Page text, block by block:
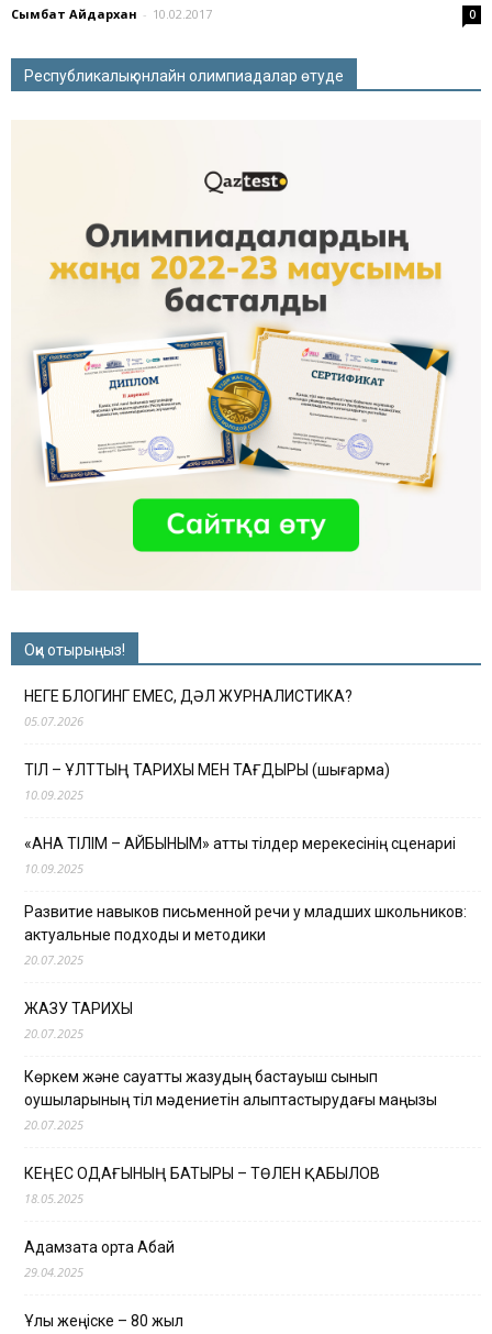
Сымбат Айдархан - 10.02.2017 0
Республикалық онлайн олимпиадалар өтуде
Оқи отырыңыз!
НЕГЕ БЛОГИНГ ЕМЕС, ДӘЛ ЖУРНАЛИСТИКА?
05.07.2026
ТІЛ – ҰЛТТЫҢ ТАРИХЫ МЕН ТАҒДЫРЫ (шығарма)
10.09.2025
«АНА ТІЛІМ – АЙБЫНЫМ» атты тілдер мерекесінің сценариі
10.09.2025
Развитие навыков письменной речи у младших школьников:
актуальные подходы и методики
20.07.2025
ЖАЗУ ТАРИХЫ
20.07.2025
Көркем және сауатты жазудың бастауыш сынып
оқушыларының тіл мәдениетін қалыптастырудағы маңызы
20.07.2025
КЕҢЕС ОДАҒЫНЫҢ БАТЫРЫ – ТӨЛЕН ҚАБЫЛОВ
18.05.2025
Адамзатқа ортақ Абай
29.04.2025
Ұлы жеңіске – 80 жыл